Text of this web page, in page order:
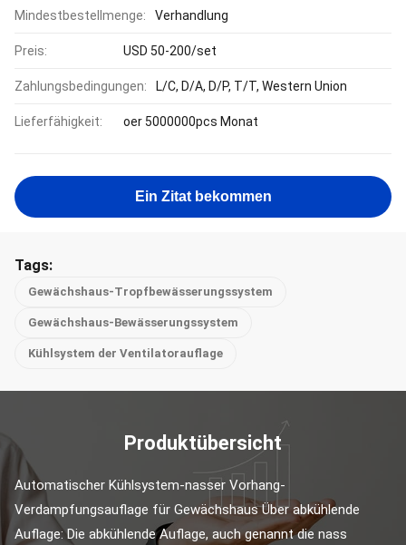
Mindestbestellmenge: Verhandlung
Preis: USD 50-200/set
Zahlungsbedingungen: L/C, D/A, D/P, T/T, Western Union
Lieferfähigkeit: oer 5000000pcs Monat
Ein Zitat bekommen
Tags:
Gewächshaus-Tropfbewässerungssystem
Gewächshaus-Bewässerungssystem
Kühlsystem der Ventilatorauflage
Produktübersicht
Automatischer Kühlsystem-nasser Vorhang-
Verdampfungsauflage für Gewächshaus Über abkühlende
Auflage: Die abkühlende Auflage, auch genannt die nass